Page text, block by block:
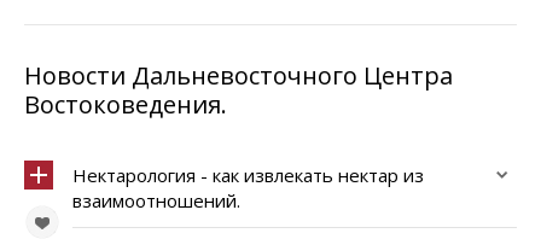
Новости Дальневосточного Центра
Востоковедения.
Нектарология - как извлекать нектар из
взаимоотношений.